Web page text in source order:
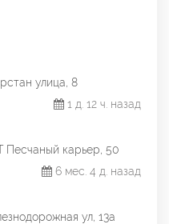
улица, 8
1 д. 12 ч. назад
Песчаный карьер, 50
6 мес. 4 д. назад
ул, 13а